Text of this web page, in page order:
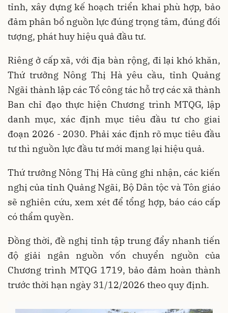
tỉnh, xây dựng kế hoạch triển khai phù hợp, bảo
đảm phân bổ nguồn lực đúng trọng tâm, đúng đối
tượng, phát huy hiệu quả đầu tư.
Riêng ở cấp xã, với địa bàn rộng, đi lại khó khăn,
Thứ trưởng Nông Thị Hà yêu cầu, tỉnh Quảng
Ngãi thành lập các Tổ công tác hỗ trợ các xã thành
Ban chỉ đạo thực hiện Chương trình MTQG, lập
danh mục, xác định mục tiêu đầu tư cho giai
đoạn 2026 - 2030. Phải xác định rõ mục tiêu đầu
tư thì nguồn lực đầu tư mới mang lại hiệu quả.
Thứ trưởng Nông Thị Hà cũng ghi nhận, các kiến
nghị của tỉnh Quảng Ngãi, Bộ Dân tộc và Tôn giáo
sẽ nghiên cứu, xem xét để tổng hợp, báo cáo cấp
có thẩm quyền.
Đồng thời, đề nghị tỉnh tập trung đẩy nhanh tiến
độ giải ngân nguồn vốn chuyển nguồn của
Chương trình MTQG 1719, bảo đảm hoàn thành
trước thời hạn ngày 31/12/2026 theo quy định.